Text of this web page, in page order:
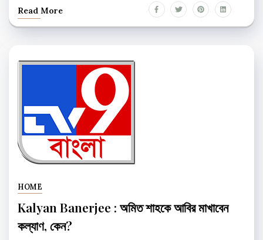
Read More
HOME
Kalyan Banerjee : অমিত শাহকে আবির মাখাবেন
কল্যাণ, কেন?